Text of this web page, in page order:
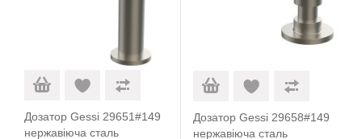
Дозатор Gessi 29651#149
нержавіюча сталь
Дозатор Gessi 29658#149
нержавіюча сталь